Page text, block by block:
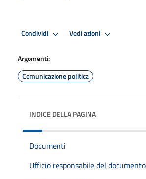
Condividi Vedi azioni
Argomenti:
Comunicazione politica
INDICE DELLA PAGINA
Documenti
Ufficio responsabile del documento